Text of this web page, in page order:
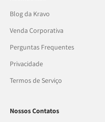
Blog da Kravo
Venda Corporativa
Perguntas Frequentes
Privacidade
Termos de Serviço
Nossos Contatos